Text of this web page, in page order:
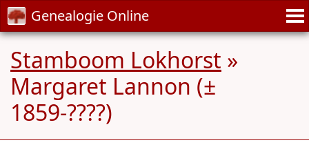
Genealogie Online
Stamboom Lokhorst »
Margaret Lannon (±
1859-????)